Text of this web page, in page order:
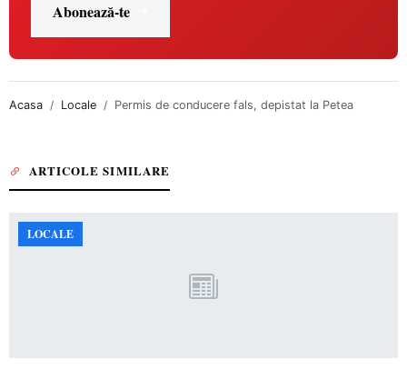
Abonează-te
Acasa Locale Permis de conducere fals, depistat la Petea
ARTICOLE SIMILARE
LOCALE